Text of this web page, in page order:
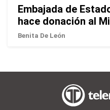
Embajada de
hace donación al
Benita De León